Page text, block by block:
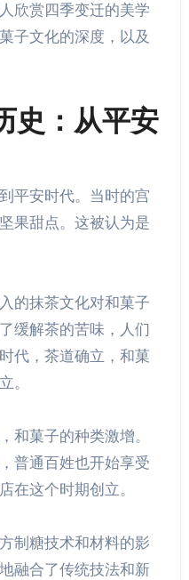
欣赏四季变迁的美学
子文化的深度，以及
史：从平安
平安时代。当时的宫
果甜点。这被认为是
的抹茶文化对和菓子
缓解茶的苦味，人们
代，茶道确立，和菓
。
和菓子的种类激增。
普通百姓也开始享受
在这个时期创立。
制糖技术和材料的影
融合了传统技法和新